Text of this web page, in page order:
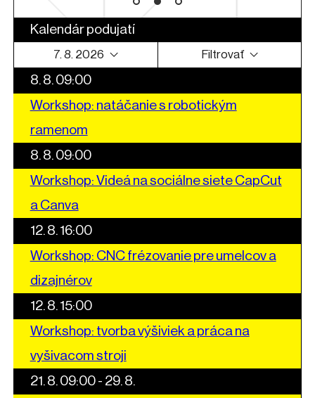
Kalendár podujatí
7. 8. 2026 Filtrovať
8. 8. 09:00
Workshop: natáčanie s robotickým
ramenom
8. 8. 09:00
Workshop: Videá na sociálne siete CapCut
a Canva
12. 8. 16:00
Workshop: CNC frézovanie pre umelcov a
dizajnérov
12. 8. 15:00
Workshop: tvorba výšiviek a práca na
vyšivacom stroji
21. 8. 09:00 - 29. 8.